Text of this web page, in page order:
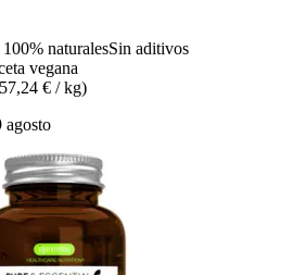
naturalesSin aditivos
vegana
€ / kg)
agosto